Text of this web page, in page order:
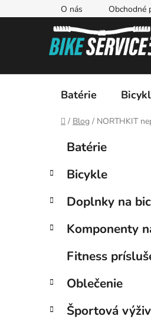
na
O nás Obchodné
Batérie
Domov
/ Blog / NORTHKIT
č
ý
a
l
Preskočiť
kategórie
e
ó
i
Batérie
Bicykle
Doplnky na
Komponenty
Fitness
Oblečenie
Športová